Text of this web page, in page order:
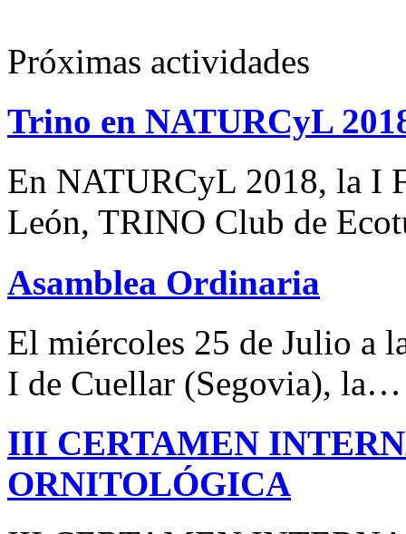
Próximas actividades
Trino en NATURCyL
En NATURCyL 2018, la I
León, TRINO Club de
Asamblea Ordinaria
El miércoles 25 de Julio a
I de Cuellar (Segovia), la…
III CERTAMEN
ORNITOLÓGICA